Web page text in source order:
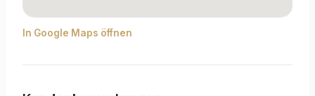
In Google Maps öffnen